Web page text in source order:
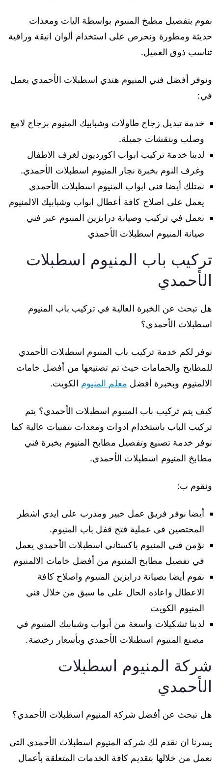
نقوم بتفصيل مطبخ المنيوم بواسطة اليات ومعدات
حديثة ومطورة ونحرص على استخدام ألوان انيقة وراقية
تناسب ذوق العميل.
ونوفر أفضل فني المنيوم هندي اسطبلات الأحمدي يعمل
في:
خدمة تبديل زجاج طاولات وشبابيك المنيوم بزجاج لامع
وصلب وبنقشات جميلة.
لدينا خدمة تركيب ابواب اكورديون لغرف الاطفال
وغرف النوم بخبرة نجار المنيوم اسطبلات الأحمدي.
نمتلك أيضا فني ابواب المنيوم اسطبلات الأحمدي
يعمل على اصلاح كافة أعطال ابواب وشبابيك الالمنيوم
نعمل في تركيب وصيانة درابزين المنيوم عبر فني
صيانة المنيوم اسطبلات الأحمدي
تركيب باب المنيوم اسطبلات
الأحمدي
هل تبحث عن الخبرة العالية في تركيب باب المنيوم
اسطبلات الأحمدي؟
نوفر لكم خدمة تركيب باب المنيوم اسطبلات الأحمدي
للمطابخ والحمامات حيث تم تصنيعها من أفضل خامات
الالمنيوم وبخبرة أفضل معلم المنيوم الكويت.
كيف يتم تركيب باب المنيوم اسطبلات الأحمدي؟ يتم
تركيب الباب باستخدام ادوات ومعدات بتقنيات عالية كما
نوفر خدمة تصنيع وتفصيل مطابخ المنيوم بخبرة فني
مطابخ المنيوم اسطبلات الأحمدي.
ونقوم ب:
أيضا نوفر فريق عمل خبير ومدرب على ايدي اشطر
المختصين في عملية فتح قفل باب المنيوم.
نؤمن فني المنيوم باكستاني اسطبلات الأحمدي يعمل
في تفصيل مطابخ المنيوم من أفضل خامات الالمنيوم
نقوم أيضا بصيانة درابزين المنيوم واصلاح كافة
الاعطال واعاده الحال على ما سبق من خلال فني
المنيوم الكويت
لدينا تشكيلات واسعة من أبواب وشبابيك المنيوم في
مصنع المنيوم اسطبلات الأحمدي وبأسعار رخيصة.
شركة المنيوم اسطبلات
الأحمدي
هل تبحث عن أفضل شركة المنيوم اسطبلات الأحمدي؟
يسرنا ان نقدم لك شركة المنيوم اسطبلات الأحمدي التي
نعمل من خلالها بتقديم كافة الخدمات المتعلقة بأعمال